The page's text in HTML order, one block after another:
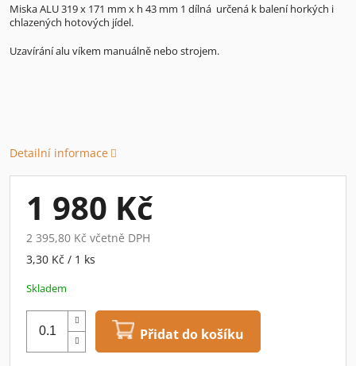
Miska ALU 319 x 171 mm x h 43 mm 1 dílná určená k balení horkých i
chlazených hotových jídel.
Uzavírání alu víkem manuálně nebo strojem.
Detailní informace
1 980 Kč
2 395,80 Kč včetně DPH
Měrná
3,30 Kč / 1 ks
Skladem
Přidat do košíku